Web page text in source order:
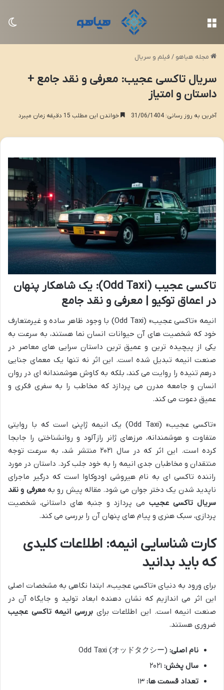
مجله هیاهو / فیلم و سریال
سریال تاکسی عجیب: معرفی و نقد جامع +
داستان و امتیاز
آخرین به روز رسانی: 31/06/1404 خواندن این مطلب 15 دقیقه زمان میبرد
تاکسی عجیب (Odd Taxi): یک شاهکار پنهان
در اعماق توکیو | معرفی و نقد جامع
انیمه «تاکسی عجیب» (Odd Taxi) با وجود ظاهر ساده و غیرمتعارف
خود که شخصیت های آن حیوانات انسان نما هستند، به سرعت به
یکی از پیچیده ترین و عمیق ترین داستان سرایی های معاصر در
صنعت انیمه تبدیل شده است. این اثر نه تنها یک معمای جنایی
درهم تنیده را روایت می کند، بلکه به کاوش هوشمندانه ای در روان
انسان و جامعه مدرن می پردازد که مخاطب را به سفری فکری و
عمیق دعوت می کند.
«تاکسی عجیب» (Odd Taxi) یک انیمه ژاپنی است که با روایتی
متفاوت و هوشمندانه، مرزهای ژانر رازآلود و روانشناختی را جابجا
کرده است. این اثر که در سال ۲۰۲۱ منتشر شد، به سرعت توجه
منتقدان و مخاطبان جدی انیمه را به خود جلب کرد. داستان در مورد
راننده تاکسی ای به نام هیروشی اودوکاوا است که درگیر ماجرای
ناپدید شدن یک دختر جوان می شود. مقاله پیش رو بهمعرفی و نقد
سریال تاکسی عجیبمی پردازد و جنبه های داستانی، شخصیت
پردازی، سبک هنری و پیام های پنهان آن را بررسی می کند.
کارت شناسایی انیمه: اطلاعات کلیدی
که باید بدانید
برای ورود به دنیای «تاکسی عجیب»، ابتدا نگاهی به مشخصات اصلی
این اثر می اندازیم که نشان دهنده ابعاد تولید و جایگاه آن در
صنعت انیمه است. این اطلاعات برای بررسی انیمه تاکسی عجیب
ضروری هستند.
نام اصلی:
سال پخش:
تعداد قسمت ها: